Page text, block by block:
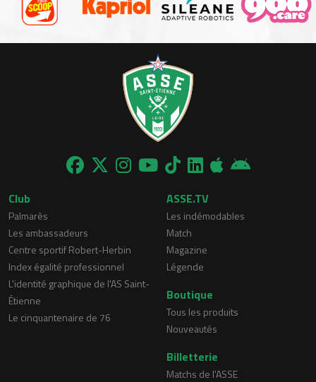
Club
Palmarès
Les ambassadeurs
Centre sportif Robert-Herbin
Index égalité professionnel
L'identité graphique de l'AS Saint-
Étienne
Le cinquantenaire de 76
ASSE.TV
Les indémodables
Match
Magazine
Légende
Boutique
Tous les produits
Nouveautés
Billetterie
Matchs de l'ASSE